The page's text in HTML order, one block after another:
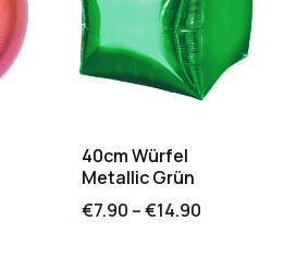
40cm Würfel
Metallic Grün
€7.90 –€14.90